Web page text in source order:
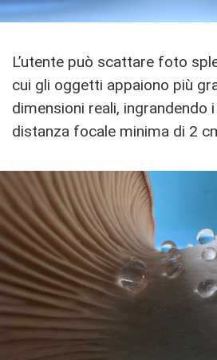
L’utente può scattare foto
cui gli oggetti appaiono più
dimensioni reali, ingrandendo
distanza focale minima di 2